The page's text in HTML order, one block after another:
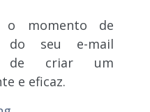
o momento de
do seu e-mail
de criar um
e eficaz.